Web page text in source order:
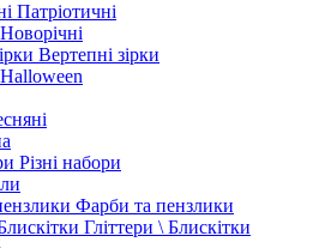
Патріотичні
Новорічні
Вертепні зірки
Halloween
Різні набори
Фарби та пензлики
Гліттери \ Блискітки